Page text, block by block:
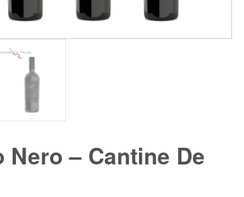
Nero – Cantine De